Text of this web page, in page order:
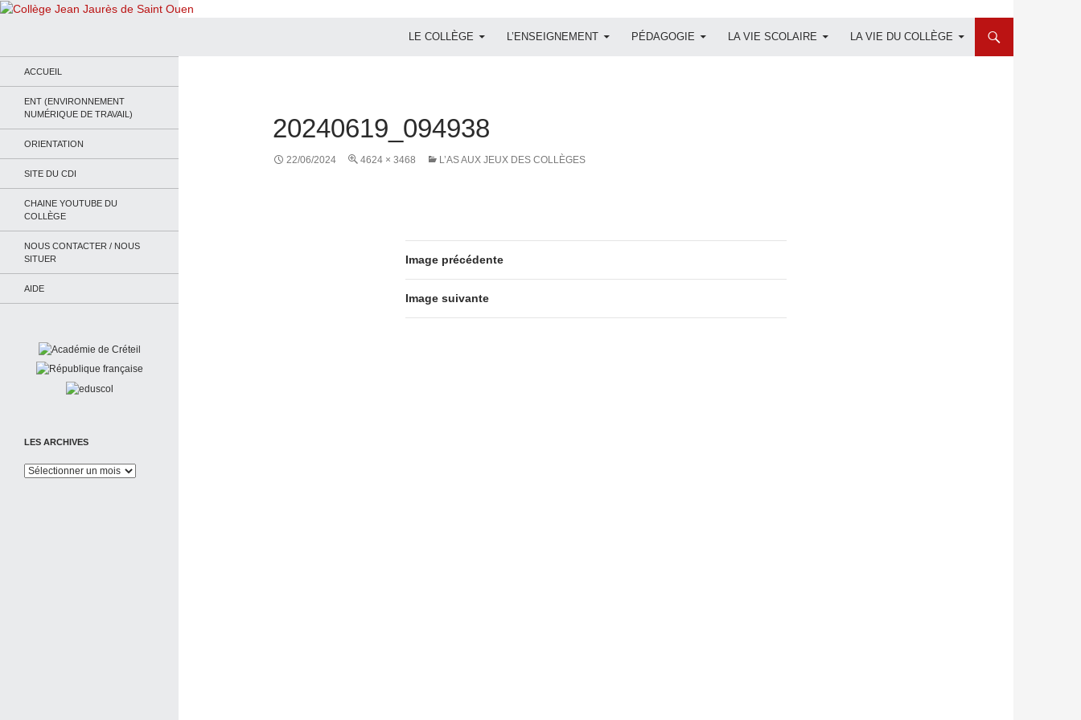
LE COLLÈGE L’ENSEIGNEMENT PÉDAGOGIE LA VIE SCOLAIRE LA VIE DU COLLÈGE
20240619_094938
22/06/2024 4624 × 3468 L’AS AUX JEUX DES COLLÈGES
Image précédente
Image suivante
ACCUEIL
ENT (ENVIRONNEMENT
NUMÉRIQUE DE TRAVAIL)
ORIENTATION
SITE DU CDI
CHAINE YOUTUBE DU
COLLÈGE
NOUS CONTACTER / NOUS
SITUER
AIDE
LES ARCHIVES
Les